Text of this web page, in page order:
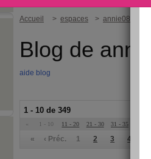
Accueil > espaces > annie08
Blog de
aide blog
1 - 10 de 349
« 1 - 10 11 - 20 21 - 30 31 - 35
« ‹ Préc. 1 2 3 4